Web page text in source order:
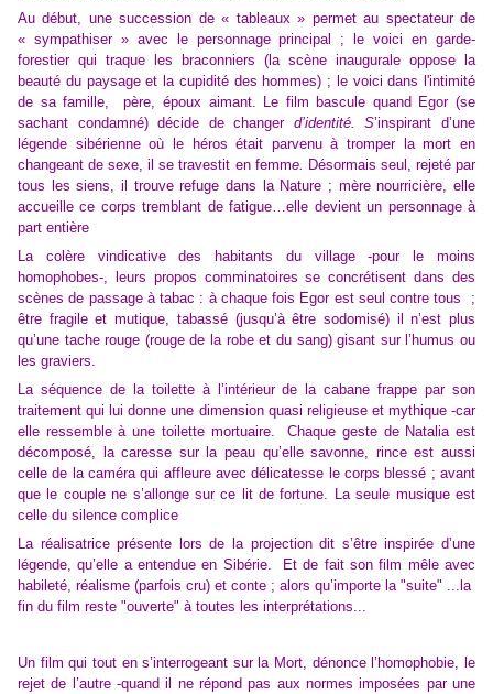
Au début, une succession de « tableaux » permet au spectateur de
« sympathiser » avec le personnage principal ; le voici en garde-
forestier qui traque les braconniers (la scène inaugurale oppose la
beauté du paysage et la cupidité des hommes) ; le voici dans l'intimité
de sa famille, père, époux aimant. Le film bascule quand Egor (se
sachant condamné) décide de changer d’identité. S’inspirant d’une
légende sibérienne où le héros était parvenu à tromper la mort en
changeant de sexe, il se travestit en femme. Désormais seul, rejeté par
tous les siens, il trouve refuge dans la Nature ; mère nourricière, elle
accueille ce corps tremblant de fatigue…elle devient un personnage à
part entière
La colère vindicative des habitants du village-pour le moins
homophobes-, leurs propos comminatoires se concrétisent dans des
scènes de passage à tabac : à chaque fois Egor est seul contretous
;
être fragileet mutique, tabassé (jusqu’à être sodomisé) il n’est plus
qu’une tache rouge (rouge de la robe et du sang) gisant sur l’humus ou
les graviers.
a séquence de la toilette à l’intérieur de la cabane frappe par son
traitement qui lui donne une dimension quasi religieuse et mythique -car
elle ressemble àune toilette mortuaire. Chaque geste de Nataliaest
décomposé, la caresse sur la peau qu’ellesavonne, rince est aussi
celle de la caméraqui affleure avec délicatesse le corps blessé ;avant
que le couplene s’allonge sur ce lit de fortune . La seule musique est
celle du silence complice
La réalisatrice présente lors de la projection dit s’être inspirée d’une
légende, qu’elle a entendue en Sibérie. Et de fait son film mêle avec
habileté, réalisme (parfois cru) et conte ; alors qu’importe la "suite" ...la
fin du film reste "ouverte" à toutes les interprétations...
Un film qui tout en s’interrogeant sur la Mort, dénonce l’homophobie, le
rejet de l’autre -quand il ne répond pas aux normes imposées par une